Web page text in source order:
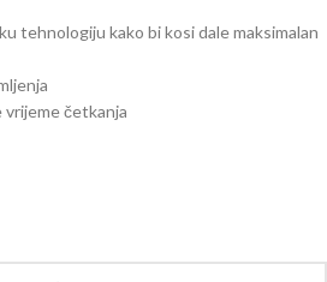
tehnologiju kako bi kosi dale maksimalan
vrijeme četkanja